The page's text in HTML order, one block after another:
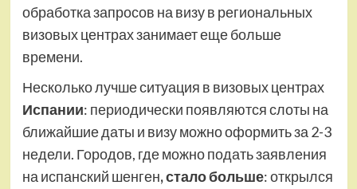
обработка запросов на визу в региональных
визовых центрах занимает еще больше
времени.
Несколько лучше ситуация в визовых центрах
Испании: периодически появляются слоты на
ближайшие даты и визу можно оформить за 2-3
недели. Городов, где можно подать заявления
на испанский шенген, стало больше: открылся